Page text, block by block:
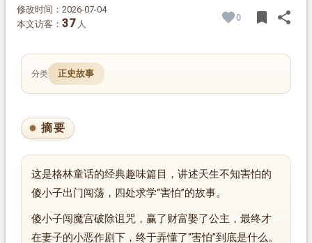
修改时间：2026-07-04
本文访客： 37 人
0 bookmark share
分类 正史故事
摘要
这是格林童话的经典趣味篇目，讲述天生不知害怕的
傻小子出门闯荡，四处求学“害怕”的故事。
傻小子闯魔宫破除诅咒，赢了财富娶了公主，最终才
在妻子的小恶作剧下，终于弄懂了“害怕”到底是什么。